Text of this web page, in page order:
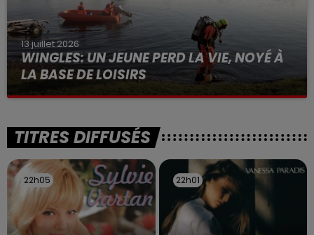
13 juillet 2026
WINGLES: UN JEUNE PERD LA VIE, NOYÉ À
LA BASE DE LOISIRS
La victime a coulé à pic
TITRES DIFFUSÉS
22h05
22h05 22h01
22h01